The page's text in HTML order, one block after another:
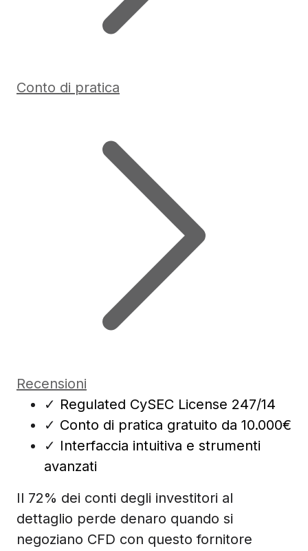
Conto di pratica
Recensioni
✓ Regulated CySEC License 247/14
✓ Conto di pratica gratuito da 10.000€
✓ Interfaccia intuitiva e strumenti
avanzati
Il 72% dei conti degli investitori al
dettaglio perde denaro quando si
negoziano CFD con questo fornitore